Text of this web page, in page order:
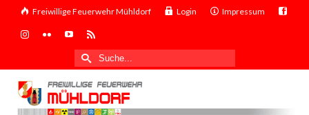
Freiwillige Feuerwehr Mühldorf Login Impressum
Suche
nach: